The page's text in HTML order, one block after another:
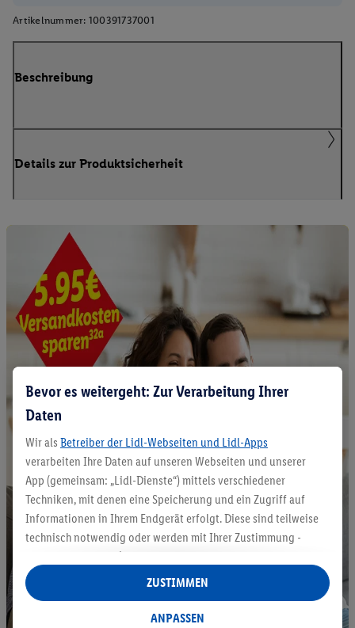
Artikelnummer: 100391737001
Beschreibung
Details zur Produktsicherheit
Bevor es weitergeht: Zur Verarbeitung Ihrer
Daten
Wir als Betreiber der Lidl-Webseiten und Lidl-Apps
verarbeiten Ihre Daten auf unseren Webseiten und unserer
App (gemeinsam: „Lidl-Dienste“) mittels verschiedener
Techniken, mit denen eine Speicherung und ein Zugriff auf
Informationen in Ihrem Endgerät erfolgt. Diese sind teilweise
technisch notwendig oder werden mit Ihrer Zustimmung -
auch durch Partner (u.a.
Verantwortliche; im Zusammenhang mit dem IAB TCF
insgesamt
Statistik-Erstellung oder für personalisierte Werbung
ANPASSEN
ZUSTIMMEN